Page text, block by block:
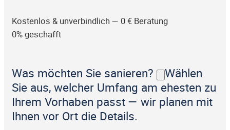
Kostenlos & unverbindlich — 0 € Beratung
0% geschafft
Was möchten Sie sanieren?
Wählen
Sie aus, welcher Umfang am ehesten zu
Ihrem Vorhaben passt — wir planen mit
Ihnen vor Ort die Details.